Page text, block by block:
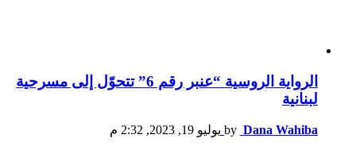
الرواية الروسية “عنبر رقم 6” تتحوّل إلى مسرحية
لبنانية
by Dana Wahiba يوليو 19, 2023, 2:32 م